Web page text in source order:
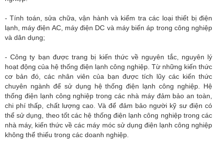
- Tính toán, sửa chữa, vận hành và kiểm tra các loại thiết bị điện
lạnh, máy điện AC, máy điện DC và máy biến áp trong công nghiệp
và dân dụng;
- Công ty bạn được trang bị kiến thức về nguyên tắc, nguyên lý
hoạt động của hệ thống điện lạnh công nghiệp. Từ những kiến thức
cơ bản đó, các nhân viên của bạn được tích lũy các kiến thức
chuyên ngành để sử dụng hệ thống điện lạnh công nghiệp. Hệ
thống điện lạnh công nghiệp trong các nhà máy đảm bảo an toàn,
chi phí thấp, chất lượng cao. Và để đảm bảo người kỹ sư điện có
thể sử dụng, theo tốt các hệ thống điện lạnh công nghiệp trong các
nhà máy, kiến thức về các máy móc sử dụng điện lạnh công nghiệp
không thể thiếu trong các doanh nghiệp.